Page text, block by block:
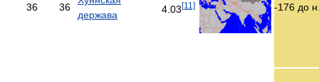
36 36
держава
4.03[11] -176 до